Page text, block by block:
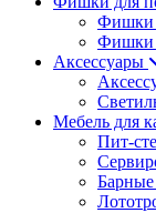
Фишки
Фишки
Аксессуары
Мебель для
Пит-
Барные